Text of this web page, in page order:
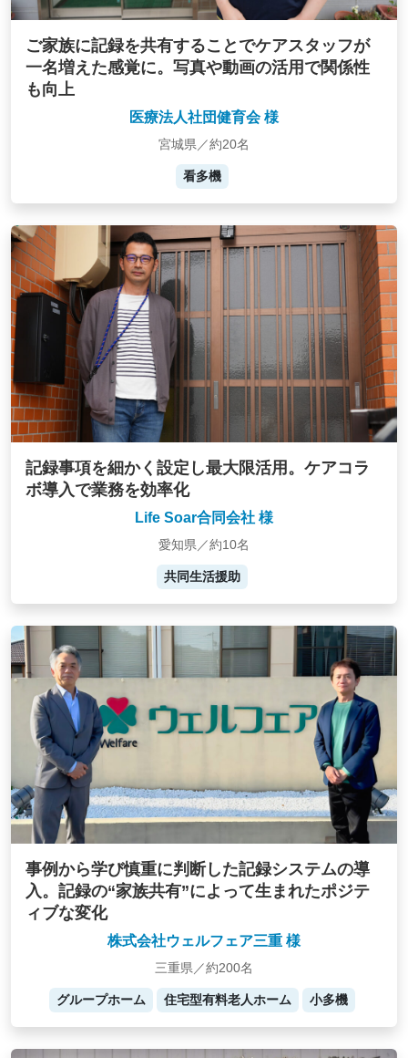
ご家族に記録を共有することでケアスタッフが
一名増えた感覚に。写真や動画の活用で関係性
も向上
医療法人社団健育会 様
宮城県／約20名
看多機
記録事項を細かく設定し最大限活用。ケアコラ
ボ導入で業務を効率化
Life Soar合同会社 様
愛知県／約10名
共同生活援助
事例から学び慎重に判断した記録システムの導
入。記録の“家族共有”によって生まれたポジテ
ィブな変化
株式会社ウェルフェア三重 様
三重県／約200名
グループホーム 住宅型有料老人ホーム 小多機